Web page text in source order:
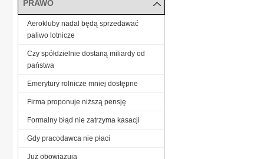
PRAWO
Aerokluby nadal będą sprzedawać
paliwo lotnicze
Czy spółdzielnie dostaną miliardy od
państwa
Emerytury rolnicze mniej dostępne
Firma proponuje niższą pensję
Formalny błąd nie zatrzyma kasacji
Gdy pracodawca nie płaci
Już obowiązują